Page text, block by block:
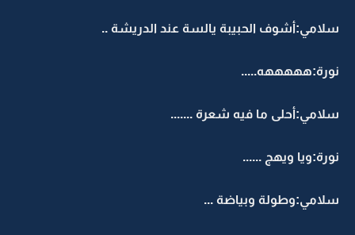
سلامي:أشوف الحبيبة يالسة عند الدريشة ..
نورة:هههههه.....
سلامي:أحلى ما فيه شعرة .......
نورة:ويا ويهج ......
سلامي:وطولة وبياضة ...